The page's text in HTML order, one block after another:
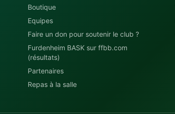
Boutique
Equipes
Faire un don pour soutenir le club ?
Furdenheim BASK sur ffbb.com
(résultats)
Partenaires
Repas à la salle